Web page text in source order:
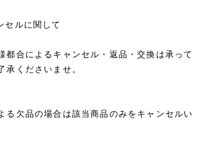
セルに関して
都合によるキャンセル・返品・交換は承って
承くださいませ。
る欠品の場合は該当商品のみをキャンセルい